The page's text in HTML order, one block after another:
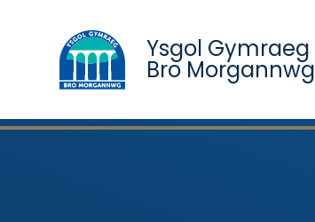
Ysgol Gymraeg
Bro Morgannwg